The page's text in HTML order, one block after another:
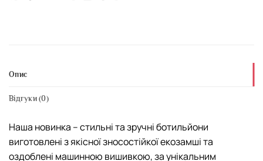
Опис
Відгуки (0)
Наша новинка – стильні та зручні ботильйони
виготовлені з якісної зносостійкої екозамші та
оздоблені машинною вишивкою, за унікальним